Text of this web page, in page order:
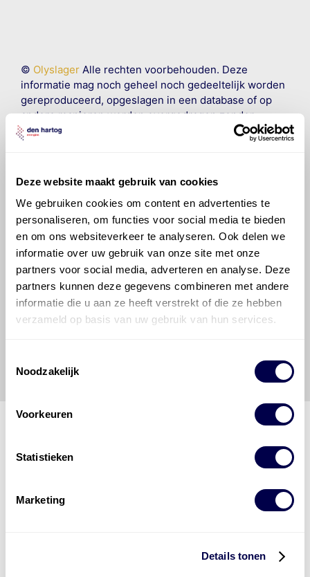
Deze website maakt gebruik van cookies
We gebruiken cookies om content en advertenties te
personaliseren, om functies voor social media te bieden
en om ons websiteverkeer te analyseren. Ook delen we
informatie over uw gebruik van onze site met onze
partners voor social media, adverteren en analyse. Deze
partners kunnen deze gegevens combineren met andere
informatie die u aan ze heeft verstrekt of die ze hebben
verzameld op basis van uw gebruik van hun services.
Noodzakelijk
Voorkeuren
Statistieken
Marketing
Details tonen
© OlyslagerAlle rechten voorbehouden. Deze
informatie mag noch geheel noch gedeeltelijk worden
gereproduceerd, opgeslagen in een database of op
andere manieren worden overgedragen zonder
voorafgaande schriftelijke toestemming van Olyslager
Organisation B.V. Hoewel alles in het werk is gesteld
en compleet mogelijk zijn, wordt geen
aansprakelijkheid aanvaard, anders dan waartoe een
wettelijke verplichting bestaat, voor schade of verlies
veroorzaakt door fouten of omissies in de verstrekte
informatie. Door deze olieaanbevelingsinformatie te
raadplegen en te gebruiken erkent de gebruiker dat
hij/zij de ervaring, de kennis en het vermogen heeft
om de vereiste onderhoudswerkzaamheden op een
veilige en verantwoorde manier uit te voeren. Hij/zij
vrijwaart en indemniseert de uitgever en
Den Hartog
voor enig verlies, letsel, claim en schade